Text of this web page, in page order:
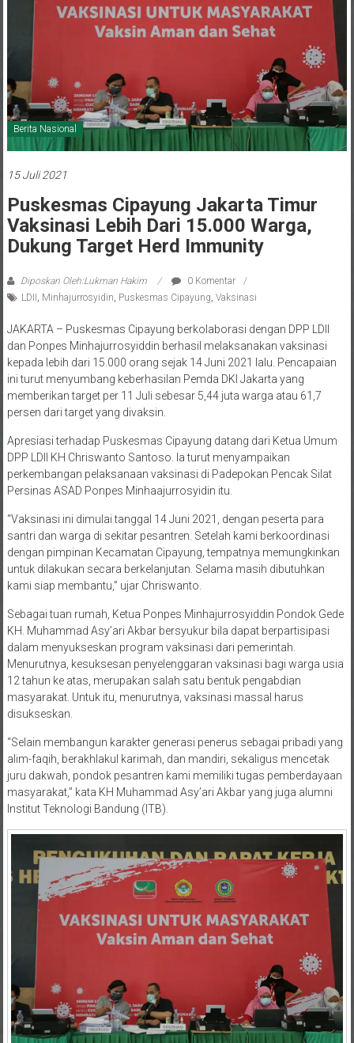
Berita Nasional
15 Juli 2021
Puskesmas Cipayung Jakarta Timur
Vaksinasi Lebih Dari 15.000 Warga,
Dukung Target Herd Immunity
Diposkan Oleh:Lukman Hakim
0 Komentar
LDII, Minhajurrosyidin, Puskesmas Cipayung, Vaksinasi
JAKARTA – Puskesmas Cipayung berkolaborasi dengan DPP LDII
dan Ponpes Minhajurrosyiddin berhasil melaksanakan vaksinasi
kepada lebih dari 15.000 orang sejak 14 Juni 2021 lalu. Pencapaian
ini turut menyumbang keberhasilan Pemda DKI Jakarta yang
memberikan target per 11 Juli sebesar 5,44 juta warga atau 61,7
persen dari target yang divaksin.
Apresiasi terhadap Puskesmas Cipayung datang dari Ketua Umum
DPP LDII KH Chriswanto Santoso. Ia turut menyampaikan
perkembangan pelaksanaan vaksinasi di Padepokan Pencak Silat
Persinas ASAD Ponpes Minhaajurrosyidin itu.
“Vaksinasi ini dimulai tanggal 14 Juni 2021, dengan peserta para
santri dan warga di sekitar pesantren. Setelah kami berkoordinasi
dengan pimpinan Kecamatan Cipayung, tempatnya memungkinkan
untuk dilakukan secara berkelanjutan. Selama masih dibutuhkan
kami siap membantu,” ujar Chriswanto.
Sebagai tuan rumah, Ketua Ponpes Minhajurrosyiddin Pondok Gede
KH. Muhammad Asy’ari Akbar bersyukur bila dapat berpartisipasi
dalam menyukseskan program vaksinasi dari pemerintah.
Menurutnya, kesuksesan penyelenggaran vaksinasi bagi warga usia
12 tahun ke atas, merupakan salah satu bentuk pengabdian
masyarakat. Untuk itu, menurutnya, vaksinasi massal harus
disukseskan.
“Selain membangun karakter generasi penerus sebagai pribadi yang
alim-faqih, berakhlakul karimah, dan mandiri, sekaligus mencetak
juru dakwah, pondok pesantren kami memiliki tugas pemberdayaan
masyarakat,” kata KH Muhammad Asy’ari Akbar yang juga alumni
Institut Teknologi Bandung (ITB).